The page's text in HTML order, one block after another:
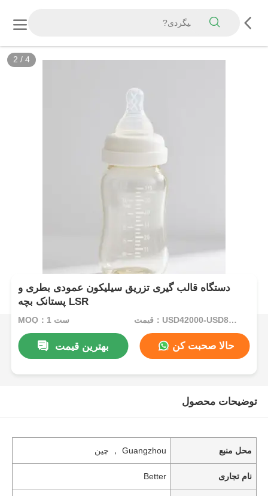
2 / 4
دستگاه قالب گیری تزریق سیلیکون عمودی بطری و
پستانک بچه LSR
MOQ：1 ست قیمت：USD42000-USD82000per set
بهترین قیمت حالا صحبت کن
توضیحات محصول
محل منبع Guangzhou ， چین
نام تجاری Better